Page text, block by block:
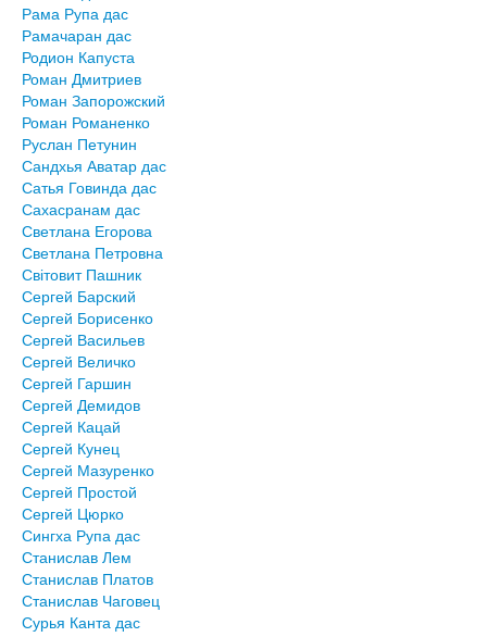
Рама Рупа дас
Рамачаран дас
Родион Капуста
Роман Дмитриев
Роман Запорожский
Роман Романенко
Руслан Петунин
Сандхья Аватар дас
Сатья Говинда дас
Сахасранам дас
Светлана Егорова
Светлана Петровна
Світовит Пашник
Сергей Барский
Сергей Борисенко
Сергей Васильев
Сергей Величко
Сергей Гаршин
Сергей Демидов
Сергей Кацай
Сергей Кунец
Сергей Мазуренко
Сергей Простой
Сергей Цюрко
Сингха Рупа дас
Станислав Лем
Станислав Платов
Станислав Чаговец
Сурья Канта дас